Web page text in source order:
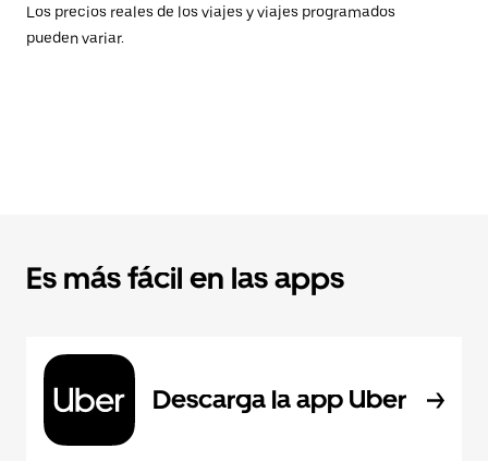
Los precios reales de los viajes y viajes programados
pueden variar.
Es más fácil en las apps
Descarga la app Uber